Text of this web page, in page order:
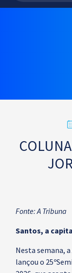
Fonte: A Tribuna
Santos, a
Nesta semana,
lançou o